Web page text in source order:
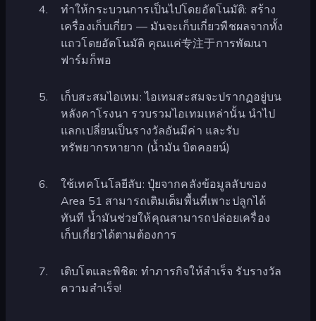
ทำให้กระบวนการเป็นไปโดยอัตโนมัติ: สร้าง
เครื่องเก็บเกี่ยว — มันจะเก็บเกี่ยวพืชผลจากทั้ง
แถวโดยอัตโนมัติ คุณแค่专注于การพัฒนา
ฟาร์มก็พอ
เก็บสะสมไอเทม: ไอเทมสะสมจะปรากฏอยู่บน
หลังคาโรงนา รวบรวมไอเทมเหล่านั้น นำไป
แลกเปลี่ยนเป็นรางวัลอันมีค่า และรับ
ทรัพยากรหายาก (น้ำมัน บิตคอยน์)
ใช้เทคโนโลยีลับ: ปุ๋ยจากคลังข้อมูลลับของ
Area 51 สามารถเติมเต็มพื้นที่เพาะปลูกได้
ทันที น้ำมันช่วยให้คุณสามารถปล่อยเครื่อง
เก็บเกี่ยวได้ตามต้องการ
เติบโตและพิชิต: ทำภารกิจให้สำเร็จ รับรางวัล
ความสำเร็จ!